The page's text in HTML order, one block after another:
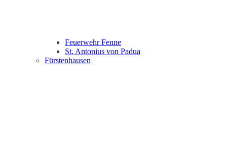
Feuerwehr Fenne
St. Antonius von Padua
Fürstenhausen